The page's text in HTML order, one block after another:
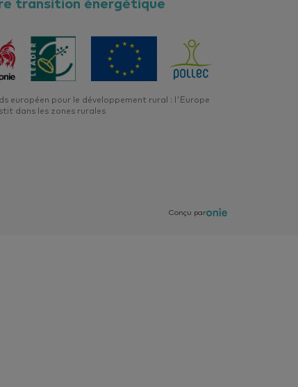
si on peut
qu’il
un
et le
de
transition énergétique
européen pour le développement rural : l'Europe
dans les zones rurales
Conçu par